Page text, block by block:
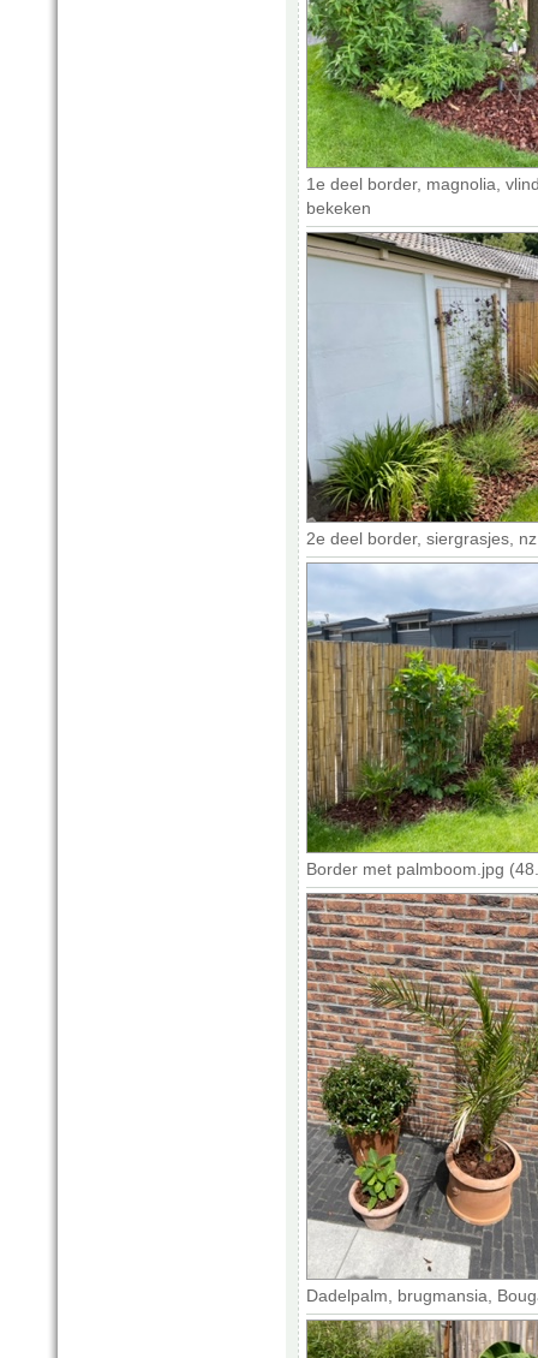
1e deel border, magnolia,
bekeken
2e deel border, siergrasjes,
Border met palmboom.jpg
Dadelpalm, brugmansia,